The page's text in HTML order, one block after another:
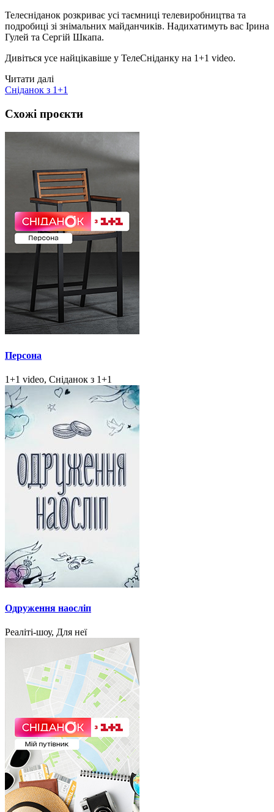
Телесніданок розкриває усі таємниці телевиробництва та
подробиці зі знімальних майданчиків. Надихатимуть вас Ірина
Гулей та Сергій Шкапа.
Дивіться усе найцікавіше у ТелеСніданку на 1+1 video.
Читати далі
Сніданок з 1+1
Схожі проєкти
Персона
1+1 video, Сніданок з 1+1
Одруження наосліп
Реаліті-шоу, Для неї